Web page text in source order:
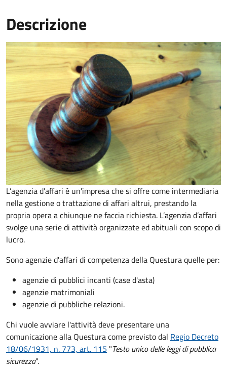
Descrizione
L’agenzia d'affari è un'impresa che si offre come intermediaria
nella gestione o trattazione di affari altrui, prestando la
propria opera a chiunque ne faccia richiesta. L’agenzia d’affari
svolge una serie di attività organizzate ed abituali con scopo di
lucro.
Sono agenzie d'affari di competenza della Questura quelle per:
agenzie di pubblici incanti (case d'asta)
agenzie matrimoniali
agenzie di pubbliche relazioni.
Chi vuole avviare l'attività deve presentare una
comunicazione alla Questura come previsto dal Regio Decreto
18/06/1931, n. 773, art. 115 "Testo unico delle leggi di pubblica
sicurezza".